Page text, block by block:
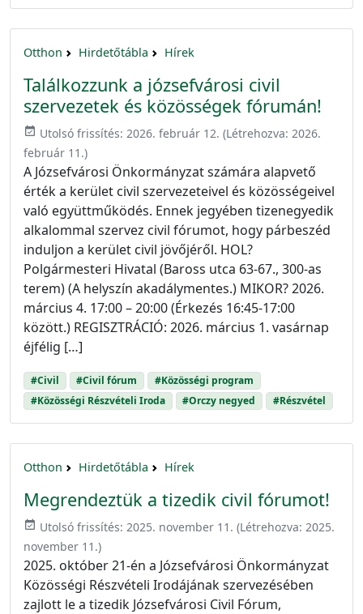
Otthon Hirdetőtábla Hírek
Találkozzunk a józsefvárosi civil
szervezetek és közösségek fórumán!
event_available Utolsó frissítés: 2026. február 12. (Létrehozva: 2026.
február 11.)
A Józsefvárosi Önkormányzat számára alapvető
érték a kerület civil szervezeteivel és közösségeivel
való együttműködés. Ennek jegyében tizenegyedik
alkalommal szervez civil fórumot, hogy párbeszéd
induljon a kerület civil jövőjéről. HOL?
Polgármesteri Hivatal (Baross utca 63-67., 300-as
terem) (A helyszín akadálymentes.) MIKOR? 2026.
március 4. 17:00 – 20:00 (Érkezés 16:45-17:00
között.) REGISZTRÁCIÓ: 2026. március 1. vasárnap
éjfélig […]
#Civil #Civil fórum
#Közösségi program
#Közösségi Részvételi Iroda
#Orczy negyed #Részvétel
Otthon Hirdetőtábla Hírek
Megrendeztük a tizedik civil fórumot!
event_available Utolsó frissítés: 2025. november 11. (Létrehozva: 2025.
november 11.)
2025. október 21-én a Józsefvárosi Önkormányzat
Közösségi Részvételi Irodájának szervezésében
zajlott le a tizedik Józsefvárosi Civil Fórum,